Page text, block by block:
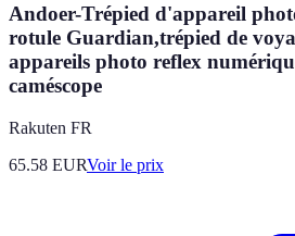
Andoer-Trépied d'appareil
rotule Guardian,trépied de
appareils photo reflex
caméscope
Rakuten FR
65.58 EURVoir le prix